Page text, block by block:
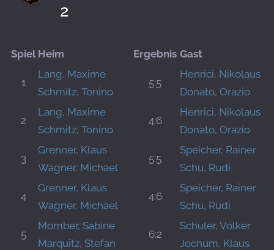
2
Spiel Heim Ergebnis Gast
1
Lang, Maxime
Schmitz, Tonino
5:5
Henrici, Nikolaus
Donato, Orazio
2
Lang, Maxime
Schmitz, Tonino
4:6
Henrici, Nikolaus
Donato, Orazio
3
Grenner, Klaus
Wagner, Michael
5:5
Speicher, Rainer
Schu, Rudi
4
Grenner, Klaus
Wagner, Michael
4:6
Speicher, Rainer
Schu, Rudi
5
Momber, Sabine
Marquitz, Stefan
6:2
Schuler, Volker
Jochum, Klaus